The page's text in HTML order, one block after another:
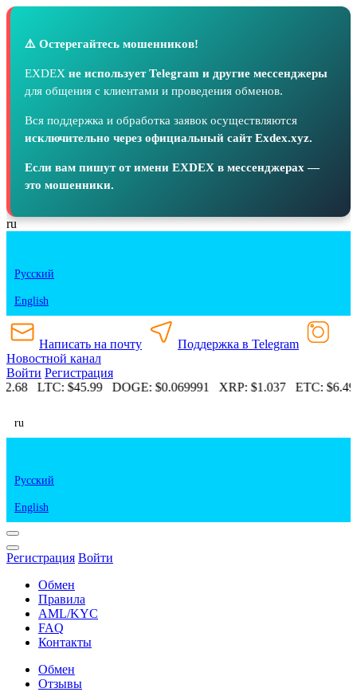
⚠️ Остерегайтесь мошенников!
EXDEX не использует Telegram и другие мессенджеры
для общения с клиентами и проведения обменов.
Вся поддержка и обработка заявок осуществляются
исключительно через официальный сайт Exdex.xyz.
Если вам пишут от имени EXDEX в мессенджерах —
это мошенники.
ru
Русский
English
Написать на почту
Поддержка в Telegram
Новостной канал
Войти Регистрация
LTC:$45.99 DOGE:$0.069991 XRP:$1.037 ETC:$6.49
ru
Русский
English
Регистрация Войти
Обмен
Правила
AML/KYC
FAQ
Контакты
Обмен
Отзывы